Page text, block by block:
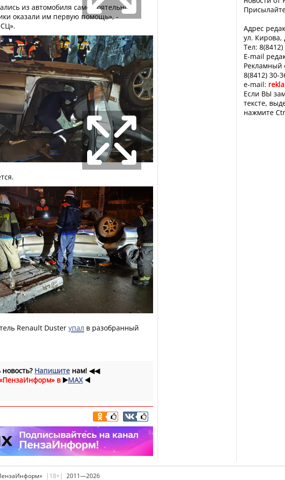
из автомобиля самостоятельно,
оказали им первую помощь», -
Renault Duster упал в разобранный
Напишите нам! ◀◀
в ▶️MAX ◀️
Адрес
ул. Кирова,
Тел: 8(8412)
E-mail
Рекламный
8(8412) 30-
e-mail:
Если ВЫ
тексте,
нажмите
|18+| 2011—2026